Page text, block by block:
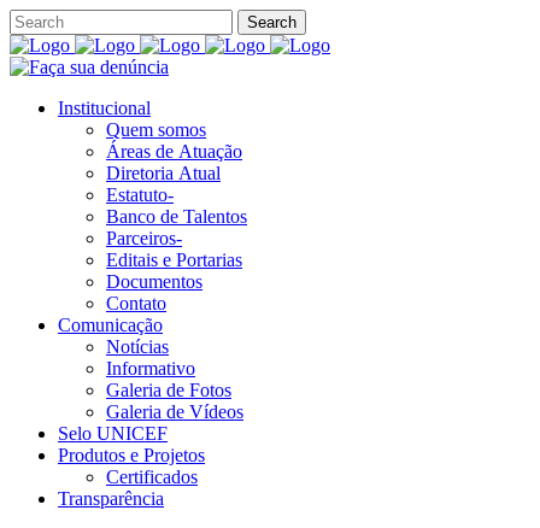
Institucional
Quem somos
Áreas de Atuação
Diretoria Atual
Estatuto-
Banco de Talentos
Parceiros-
Editais e Portarias
Documentos
Contato
Comunicação
Notícias
Informativo
Galeria de Fotos
Galeria de Vídeos
Selo UNICEF
Produtos e Projetos
Certificados
Transparência